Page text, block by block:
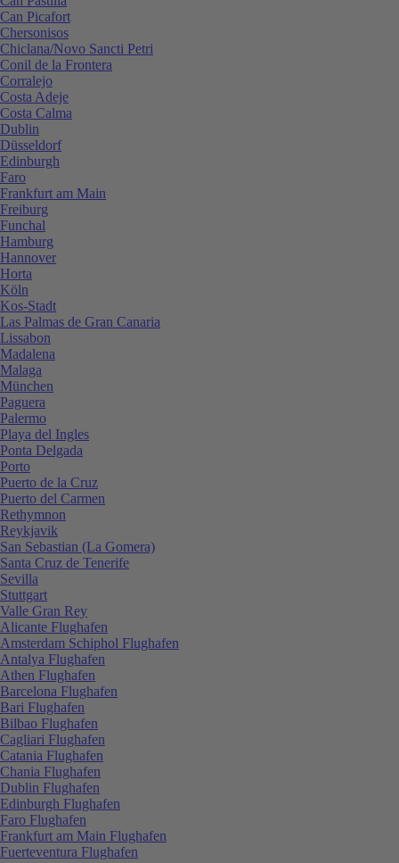
Can Picafort
Chersonisos
Chiclana/Novo Sancti Petri
Conil de la Frontera
Corralejo
Costa Adeje
Costa Calma
Dublin
Düsseldorf
Edinburgh
Faro
Frankfurt am Main
Freiburg
Funchal
Hamburg
Hannover
Horta
Köln
Kos-Stadt
Las Palmas de Gran Canaria
Lissabon
Madalena
Malaga
München
Paguera
Palermo
Playa del Ingles
Ponta Delgada
Porto
Puerto de la Cruz
Puerto del Carmen
Rethymnon
Reykjavik
San Sebastian (La Gomera)
Santa Cruz de Tenerife
Sevilla
Stuttgart
Valle Gran Rey
Alicante Flughafen
Amsterdam Schiphol Flughafen
Antalya Flughafen
Athen Flughafen
Barcelona Flughafen
Bari Flughafen
Bilbao Flughafen
Cagliari Flughafen
Catania Flughafen
Chania Flughafen
Dublin Flughafen
Edinburgh Flughafen
Faro Flughafen
Frankfurt am Main Flughafen
Fuerteventura Flughafen